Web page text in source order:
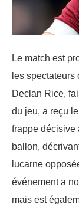
Le match est
les
Declan Rice,
du jeu, a reçu
frappe décisive
ballon,
lucarne
événement a
mais est